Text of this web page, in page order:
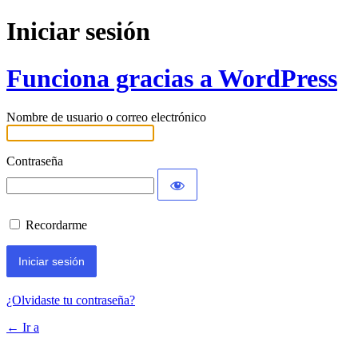
Iniciar sesión
Funciona gracias a WordPress
Nombre de usuario o correo electrónico
Contraseña
Recordarme
¿Olvidaste tu contraseña?
← Ir a